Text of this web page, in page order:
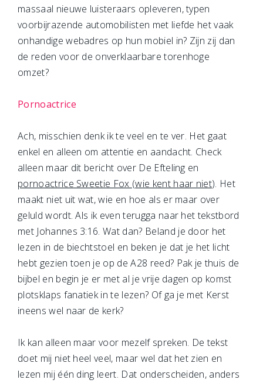
massaal nieuwe luisteraars opleveren, typen
voorbijrazende automobilisten met liefde het vaak
onhandige webadres op hun mobiel in? Zijn zij dan
de reden voor de onverklaarbare torenhoge
omzet?
Pornoactrice
Ach, misschien denk ik te veel en te ver. Het gaat
enkel en alleen om attentie en aandacht. Check
alleen maar dit bericht over De Efteling en
pornoactrice Sweetie Fox (wie kent haar niet). Het
maakt niet uit wat, wie en hoe als er maar over
geluld wordt. Als ik even terugga naar het tekstbord
met Johannes 3:16. Wat dan? Beland je door het
lezen in de biechtstoel en beken je dat je het licht
hebt gezien toen je op de A28 reed? Pak je thuis de
bijbel en begin je er met al je vrije dagen op komst
plotsklaps fanatiek in te lezen? Of ga je met Kerst
ineens wel naar de kerk?
Ik kan alleen maar voor mezelf spreken. De tekst
doet mij niet heel veel, maar wel dat het zien en
lezen mij één ding leert. Dat onderscheiden, anders